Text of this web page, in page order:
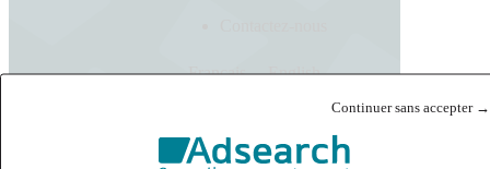
Continuer sans accepter →
Français English